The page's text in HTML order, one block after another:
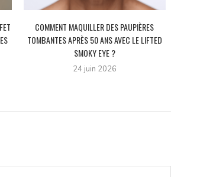
COMMENT MAQUILLER DES PAUPIÈRES
TOMBANTES APRÈS 50 ANS AVEC LE LIFTED
SMOKY EYE ?
24 juin 2026